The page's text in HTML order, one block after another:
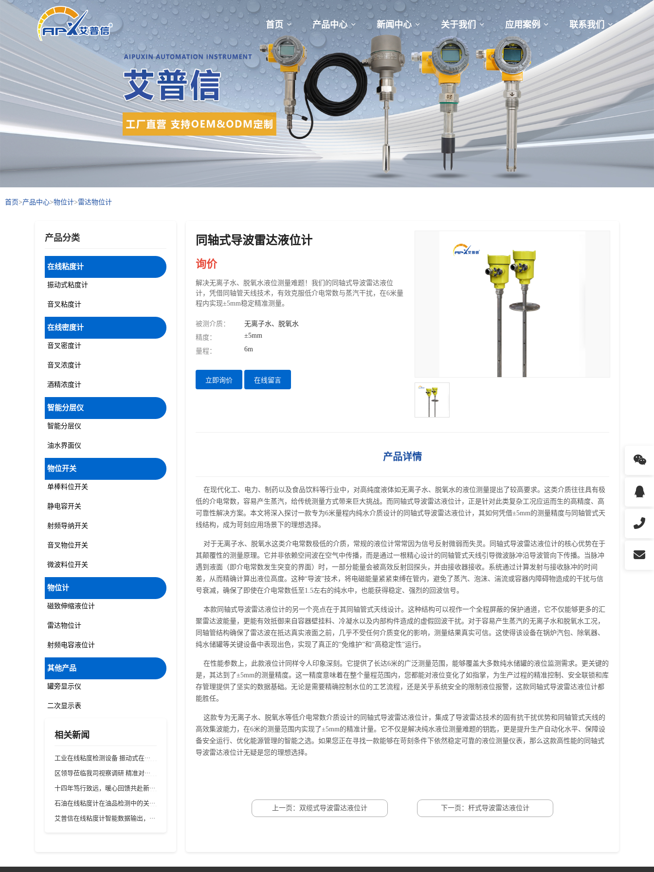
首页 产品中心 新闻中心 关于我们 应用案例 联系我们
首页>产品中心>物位计>雷达物位计
产品分类
在线粘度计
振动式粘度计
音叉粘度计
在线密度计
音叉密度计
音叉浓度计
酒精浓度计
智能分层仪
智能分层仪
油水界面仪
物位开关
单棒料位开关
静电容开关
射频导纳开关
音叉物位开关
微波料位开关
物位计
磁致伸缩液位计
雷达物位计
射频电容液位计
其他产品
罐旁显示仪
二次显示表
相关新闻
工业在线粘度检测设备 振动式在···
区领导莅临我司视察调研 精准对···
十四年笃行致远，暖心回馈共赴新···
石油在线粘度计在油品检测中的关···
艾普信在线粘度计智能数据输出，···
同轴式导波雷达液位计
询价
解决无离子水、脱氧水液位测量难题！我们的同轴式导波雷达液位
计，凭借同轴管天线技术，有效克服低介电常数与蒸汽干扰，在6米量
程内实现±5mm稳定精准测量。
被测介质：
无离子水、脱氧水
精度：
±5mm
量程： 6m
立即询价 在线留言
产品详情
在现代化工、电力、制药以及食品饮料等行业中，对高纯度液体如无离子水、脱氧水的液位测量提出了较高要求。这类介质往往具有极
低的介电常数，容易产生蒸汽，给传统测量方式带来巨大挑战。而同轴式导波雷达液位计，正是针对此类复杂工况应运而生的高精度、高
可靠性解决方案。本文将深入探讨一款专为6米量程内纯水介质设计的同轴式导波雷达液位计，其如何凭借±5mm的测量精度与同轴管式天
线结构，成为苛刻应用场景下的理想选择。
对于无离子水、脱氧水这类介电常数极低的介质，常规的液位计常常因为信号反射微弱而失灵。同轴式导波雷达液位计的核心优势在于
其颠覆性的测量原理。它并非依赖空间波在空气中传播，而是通过一根精心设计的同轴管式天线引导微波脉冲沿导波管向下传播。当脉冲
遇到液面（即介电常数发生突变的界面）时，一部分能量会被高效反射回探头，并由接收器接收。系统通过计算发射与接收脉冲的时间
差，从而精确计算出液位高度。这种“导波”技术，将电磁能量紧紧束缚在管内，避免了蒸汽、泡沫、湍流或容器内障碍物造成的干扰与信
号衰减，确保了即使在介电常数低至1.5左右的纯水中，也能获得稳定、强烈的回波信号。
本款同轴式导波雷达液位计的另一个亮点在于其同轴管式天线设计。这种结构可以视作一个全程屏蔽的保护通道，它不仅能够更多的汇
聚雷达波能量，更能有效抵御来自容器壁挂料、冷凝水以及内部构件造成的虚假回波干扰。对于容易产生蒸汽的无离子水和脱氧水工况，
同轴管结构确保了雷达波在抵达真实液面之前，几乎不受任何介质变化的影响，测量结果真实可信。这使得该设备在锅炉汽包、除氧器、
纯水储罐等关键设备中表现出色，实现了真正的“免维护”和“高稳定性”运行。
在性能参数上，此款液位计同样令人印象深刻。它提供了长达6米的广泛测量范围，能够覆盖大多数纯水储罐的液位监测需求。更关键的
是，其达到了±5mm的测量精度。这一精度意味着在整个量程范围内，您都能对液位变化了如指掌，为生产过程的精准控制、安全联锁和库
存管理提供了坚实的数据基础。无论是需要精确控制水位的工艺流程，还是关乎系统安全的限制液位报警，这款同轴式导波雷达液位计都
能胜任。
这款专为无离子水、脱氧水等低介电常数介质设计的同轴式导波雷达液位计，集成了导波雷达技术的固有抗干扰优势和同轴管式天线的
高效集波能力，在6米的测量范围内实现了±5mm的精准计量。它不仅是解决纯水液位测量难题的钥匙，更是提升生产自动化水平、保障设
备安全运行、优化能源管理的智能之选。如果您正在寻找一款能够在苛刻条件下依然稳定可靠的液位测量仪表，那么这款高性能的同轴式
导波雷达液位计无疑是您的理想选择。
上一页：双缆式导波雷达液位计 下一页：杆式导波雷达液位计